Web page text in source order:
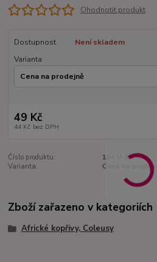
Ohodnotit produkt
Dostupnost
Není skladem
Varianta
49 Kč
44 Kč bez DPH
Číslo produktu:
154 V-3
Varianta:
Cena na prodejně
Zboží zařazeno v kategoriích
Africké kopřivy, Coleusy